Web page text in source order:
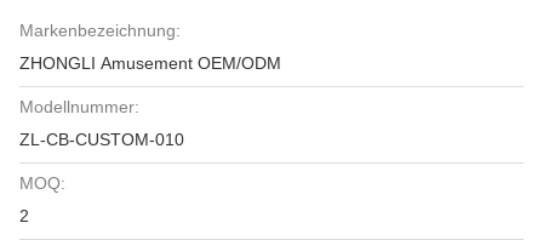
Markenbezeichnung:
ZHONGLI Amusement OEM/ODM
Modellnummer:
ZL-CB-CUSTOM-010
MOQ:
2